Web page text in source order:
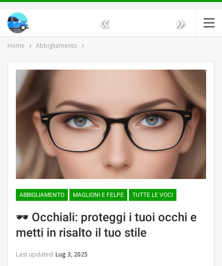
« »
Home Abbigliamento
ABBIGLIAMENTO MAGLIONI E FELPE TUTTE LE VOCI
🕶 Occhiali: proteggi i tuoi occhi e
metti in risalto il tuo stile
Last updated Lug 3, 2025